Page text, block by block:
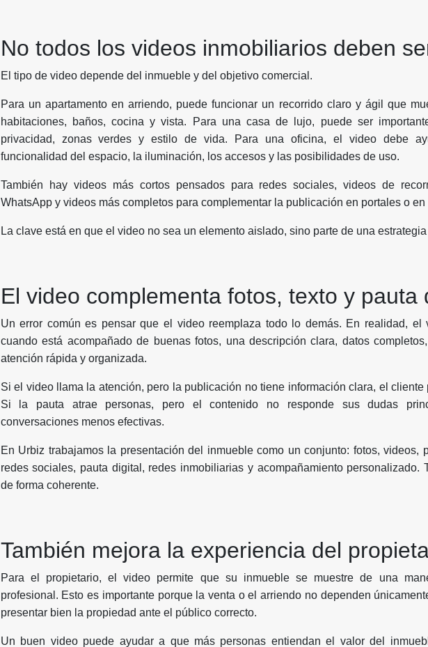
No todos los videos inmobiliarios deben
El tipo de video depende del inmueble y del objetivo comercial.
Para un apartamento en arriendo, puede funcionar un recorrido claro y ágil que
habitaciones, baños, cocina y vista. Para una casa de lujo, puede ser
privacidad, zonas verdes y estilo de vida. Para una oficina, el video debe
funcionalidad del espacio, la iluminación, los accesos y las posibilidades de uso.
También hay videos más cortos pensados para redes sociales, videos de
WhatsApp y videos más completos para complementar la publicación en portales o
La clave está en que el video no sea un elemento aislado, sino parte de una
El video complementa fotos, texto y pauta
Un error común es pensar que el video reemplaza todo lo demás. En realidad, el
cuando está acompañado de buenas fotos, una descripción clara, datos
atención rápida y organizada.
Si el video llama la atención, pero la publicación no tiene información clara, el cliente
Si la pauta atrae personas, pero el contenido no responde sus dudas
conversaciones menos efectivas.
En Urbiz trabajamos la presentación del inmueble como un conjunto: fotos, videos,
redes sociales, pauta digital, redes inmobiliarias y acompañamiento personalizado.
de forma coherente.
También mejora la experiencia del
Para el propietario, el video permite que su inmueble se muestre de una
profesional. Esto es importante porque la venta o el arriendo no dependen
presentar bien la propiedad ante el público correcto.
Un buen video puede ayudar a que más personas entiendan el valor del